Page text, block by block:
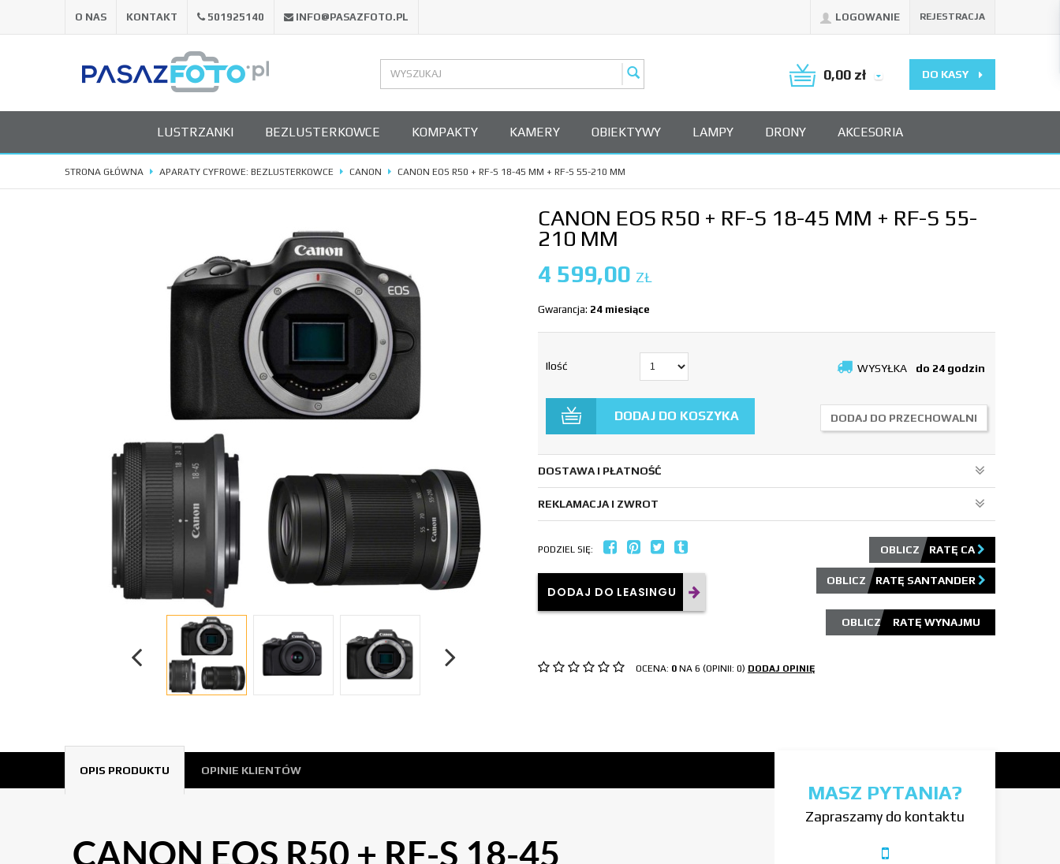
O NAS KONTAKT 501925140 INFO@PASAZFOTO.PL LOGOWANIE REJESTRACJA
0,00 zł DO KASY
LUSTRZANKI BEZLUSTERKOWCE KOMPAKTY KAMERY OBIEKTYWY LAMPY DRONY AKCESORIA
STRONA GŁÓWNA APARATY CYFROWE: BEZLUSTERKOWCE CANON CANON EOS R50 + RF-S 18-45 MM + RF-S 55-210 MM
CANON EOS R50 + RF-S 18-45 MM + RF-S 55-
210 MM
4 599,00 ZŁ
Gwarancja: 24 miesiące
Ilość WYSYŁKA do 24 godzin
DODAJ DO KOSZYKA DODAJ DO PRZECHOWALNI
DOSTAWA I PŁATNOŚĆ
REKLAMACJA I ZWROT
PODZIEL SIĘ:
DODAJ DO LEASINGU
OBLICZ RATĘ CA
OBLICZ RATĘ SANTANDER
OCENA: 0 NA 6 (OPINII: 0) DODAJ OPINIĘ
OPIS PRODUKTU OPINIE KLIENTÓW
CANON EOS R50 + RF-S 18-45
MASZ PYTANIA?
Zapraszamy do kontaktu